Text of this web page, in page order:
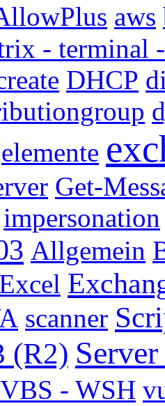
aws
- terminal
DHCP
elemente
Get-
impersonation
Allgemein
Excel
scanner
(R2)
VBS - WSH